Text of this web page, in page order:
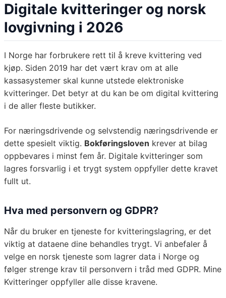
Digitale kvitteringer og norsk
lovgivning i 2026
I Norge har forbrukere rett til å kreve kvittering ved
kjøp. Siden 2019 har det vært krav om at alle
kassasystemer skal kunne utstede elektroniske
kvitteringer. Det betyr at du kan be om digital kvittering
i de aller fleste butikker.
For næringsdrivende og selvstendig næringsdrivende er
dette spesielt viktig. Bokføringsloven krever at bilag
oppbevares i minst fem år. Digitale kvitteringer som
lagres forsvarlig i et trygt system oppfyller dette kravet
fullt ut.
Hva med personvern og GDPR?
Når du bruker en tjeneste for kvitteringslagring, er det
viktig at dataene dine behandles trygt. Vi anbefaler å
velge en norsk tjeneste som lagrer data i Norge og
følger strenge krav til personvern i tråd med GDPR. Mine
Kvitteringer oppfyller alle disse kravene.